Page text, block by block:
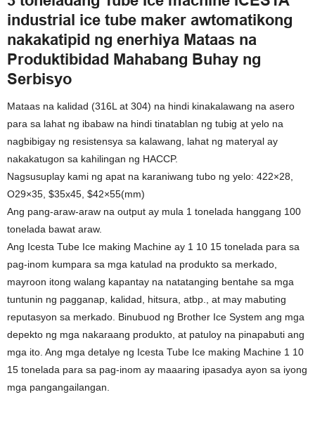
industrial ice tube maker awtomatikong
nakakatipid ng enerhiya Mataas na
Produktibidad Mahabang Buhay ng
Serbisyo
Mataas na kalidad (316L at 304) na hindi kinakalawang na asero
para sa lahat ng ibabaw na hindi tinatablan ng tubig at yelo na
nagbibigay ng resistensya sa kalawang, lahat ng materyal ay
nakakatugon sa kahilingan ng HACCP.
Nagsusuplay kami ng apat na karaniwang tubo ng yelo: 422×28,
O29×35, $35x45, $42×55(mm)
Ang pang-araw-araw na output ay mula 1 tonelada hanggang 100
tonelada bawat araw.
Ang Icesta Tube Ice making Machine ay 1 10 15 tonelada para sa
pag-inom kumpara sa mga katulad na produkto sa merkado,
mayroon itong walang kapantay na natatanging bentahe sa mga
tuntunin ng pagganap, kalidad, hitsura, atbp., at may mabuting
reputasyon sa merkado. Binubuod ng Brother Ice System ang mga
depekto ng mga nakaraang produkto, at patuloy na pinapabuti ang
mga ito. Ang mga detalye ng Icesta Tube Ice making Machine 1 10
15 tonelada para sa pag-inom ay maaaring ipasadya ayon sa iyong
mga pangangailangan.